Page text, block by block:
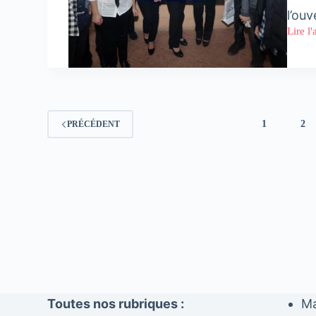
Lire
PRÉCÉDENT 1 2
Toutes nos rubriques :